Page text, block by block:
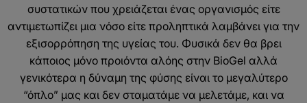
συστατικών που χρειάζεται ένας οργανισμός είτε
αντιμετωπίζει μια νόσο είτε προληπτικά λαμβάνει για την
εξισορρόπηση της υγείας του. Φυσικά δεν θα βρει
κάποιος μόνο προιόντα αλόης στην BioGel αλλά
γενικότερα η δύναμη της φύσης είναι το μεγαλύτερο
“όπλο” μας και δεν σταματάμε να μελετάμε, και να